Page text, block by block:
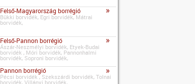
Felső-Magyarország borrégió »
Bükki borvidék, Egri borvidék, Mátrai
borvidék,
Felső-Pannon borrégió »
Ászár-Neszmélyi borvidék, Etyek-Budai
borvidék , Móri borvidék, Pannonhalmi
borvidék, Soproni borvidék,
Pannon borrégió »
Pécsi borvidék , Szekszárdi borvidék, Tolnai
borvidék, Villányi borvidék,